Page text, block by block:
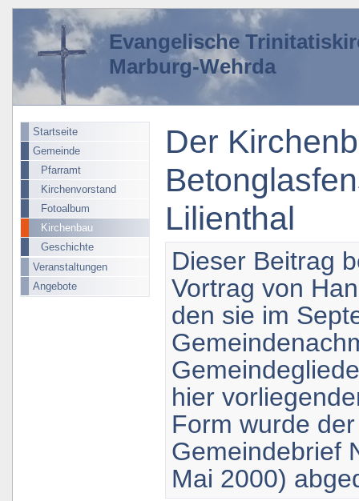
Evangelische
Marburg-Wehrda
Startseite
Gemeinde
Pfarramt
Kirchenvorstand
Fotoalbum
Kirchenbau
Geschichte
Veranstaltungen
Angebote
Der
Lilienthal
Dieser Beitrag
Vortrag von
den sie im
hier
Form wurde
Gemeindebrief
Mai 2000)